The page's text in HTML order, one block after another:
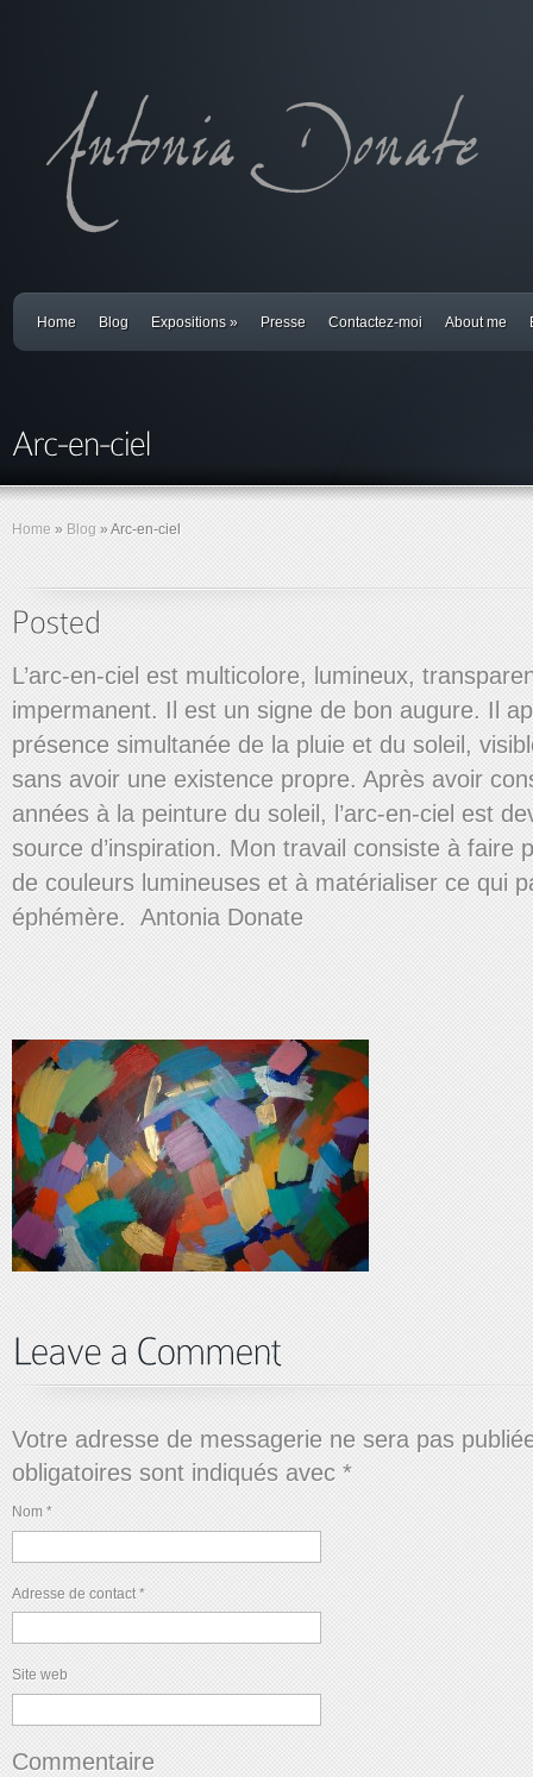
Home Blog Expositions» Presse Contactez-moi About me
Home » Blog » Arc-en-ciel
L’arc-en-ciel est multicolore, lumineux,
impermanent. Il est un signe de bon augure. Il
présence simultanée de la pluie et du soleil,
sans avoir une existence propre. Après avoir
années à la peinture du soleil, l’arc-en-ciel est
source d’inspiration. Mon travail consiste à faire
de couleurs lumineuses et à matérialiser ce qui
éphémère. Antonia Donate
Votre adresse de messagerie ne sera pas
obligatoires sont indiqués avec *
Nom *
Adresse de contact *
Site web
Commentaire